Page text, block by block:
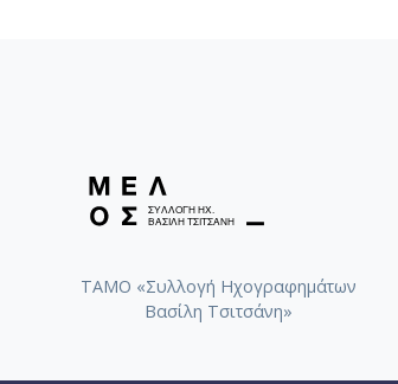
ΤΑΜΟ «Συλλογή Ηχογραφημάτων
Βασίλη Τσιτσάνη»